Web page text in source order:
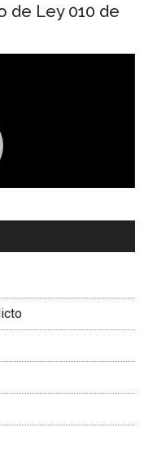
de Ley 010 de
01:04
Corporación